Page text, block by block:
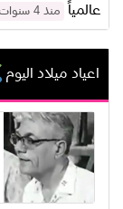
عالمياً
منذ 4 سنوات
اعياد ميلاد اليوم